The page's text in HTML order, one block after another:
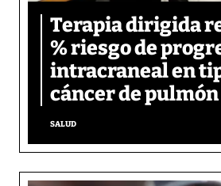
Terapia dirigida
% riesgo de
intracraneal en
cáncer de pulmón
SALUD